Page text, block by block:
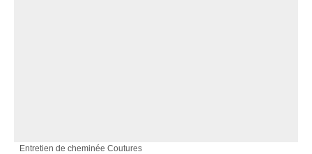
Entretien de cheminée Coutures